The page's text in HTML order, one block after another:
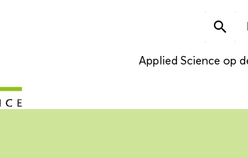
Zoek
naar:

Applied Science op